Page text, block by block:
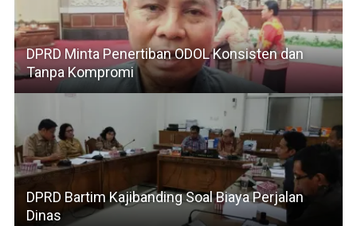
DPRD Minta Penertiban ODOL Konsisten dan
Tanpa Kompromi
DPRD Bartim Kajibanding Soal Biaya Perjalan
Dinas